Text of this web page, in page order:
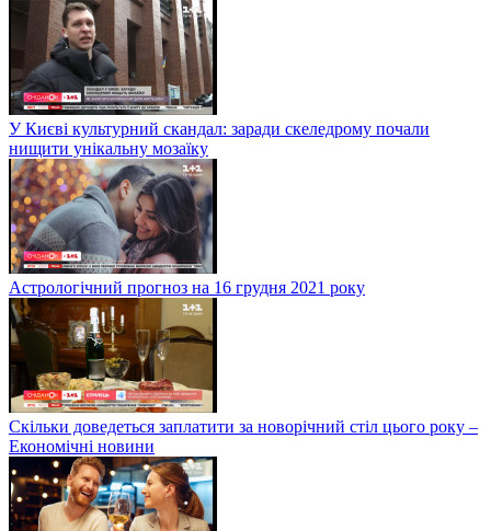
У Києві культурний скандал: заради скеледрому почали
нищити унікальну мозаїку
Астрологічний прогноз на 16 грудня 2021 року
Скільки доведеться заплатити за новорічний стіл цього року –
Економічні новини